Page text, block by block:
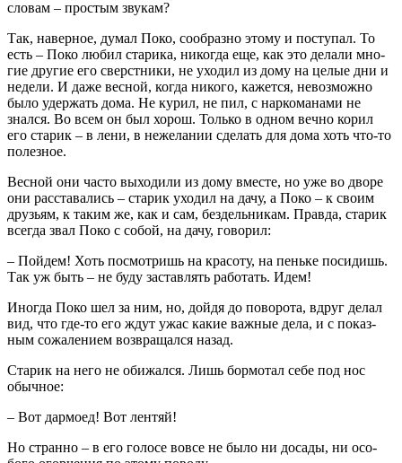
словам – про­стым звукам?
Так, наверное, думал Поко, сообразно этому и поступал. То
есть – Поко любил старика, никогда еще, как это делали мно­
гие другие его сверстники, не уходил из дому на целые дни и
недели. И даже весной, когда никого, кажется, невозможно
было удержать дома. Не курил, не пил, с наркоманами не
знался. Во всем он был хорош. Только в одном вечно корил
его старик – в лени, в нежелании сделать для дома хоть что-то
полезное.
Весной они часто выходили из дому вместе, но уже во дворе
они расставались – старик уходил на дачу, а Поко – к своим
друзьям, к таким же, как и сам, бездельникам. Правда, старик
всегда звал Поко с собой, на дачу, говорил:
– Пойдем! Хоть посмотришь на красоту, на пеньке посидишь.
Так уж быть – не буду заставлять работать. Идем!
Иногда Поко шел за ним, но, дойдя до поворота, вдруг де­лал
вид, что где-то его ждут ужас какие важные дела, и с показ­
ным сожалением возвращался назад.
Старик на него не обижался. Лишь бормотал себе под нос
обычное:
– Вот дармоед! Вот лентяй!
Но странно – в его голосе вовсе не было ни досады, ни осо­